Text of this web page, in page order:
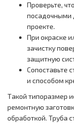
Проверьте,
посадочными
проекте.
При окраске
зачистку
защитную
Сопоставьте
и способом
Такой типоразмер
ремонтную
обработкой. Труба